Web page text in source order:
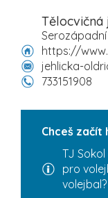
Tělocvičná
Serozápadní
https://
jehlicka-
733151908
Chceš začít
TJ
pro